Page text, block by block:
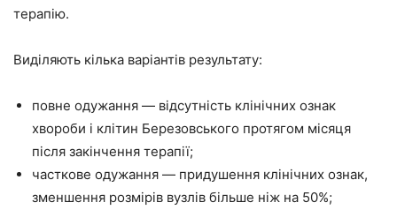
терапію.
Виділяють кілька варіантів результату:
повне одужання — відсутність клінічних ознак
хвороби і клітин Березовського протягом місяця
після закінчення терапії;
часткове одужання — придушення клінічних ознак,
зменшення розмірів вузлів більше ніж на 50%;